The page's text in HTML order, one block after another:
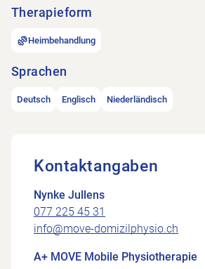
Therapieform
Heimbehandlung
Sprachen
Deutsch Englisch Niederländisch
Kontaktangaben
Nynke Jullens
077 225 45 31
info@move-domizilphysio.ch
A+ MOVE Mobile Physiotherapie